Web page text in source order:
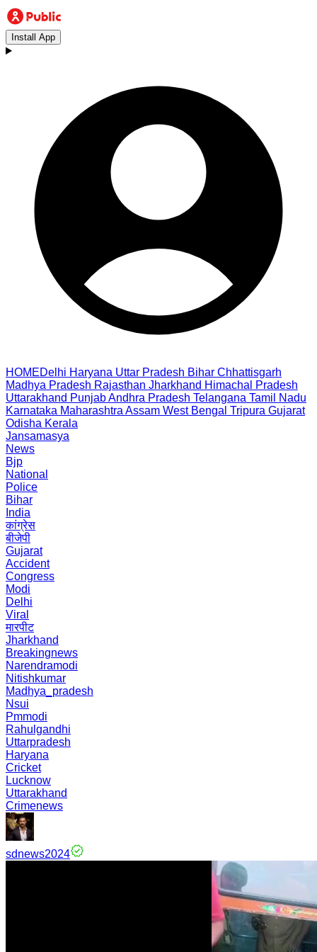
Install App
HOMEDelhi Haryana Uttar Pradesh Bihar Chhattisgarh
Madhya Pradesh Rajasthan Jharkhand Himachal Pradesh
Uttarakhand PunjabAndhra Pradesh Telangana Tamil Nadu
Karnataka Maharashtra Assam West Bengal Tripura Gujarat
Odisha Kerala
Jansamasya
News
Bjp
National
Police
Bihar
India
कांग्रेस
बीजेपी
Gujarat
Accident
Congress
Modi
Delhi
Viral
मारपीट
Jharkhand
Breakingnews
Narendramodi
Nitishkumar
Madhya_pradesh
Nsui
Pmmodi
Rahulgandhi
Uttarpradesh
Haryana
Cricket
Lucknow
Uttarakhand
Crimenews
sdnews2024